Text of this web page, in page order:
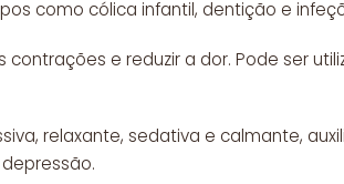
como cólica infantil, dentição e
e reduzir a dor. Pode ser
relaxante, sedativa e calmante,